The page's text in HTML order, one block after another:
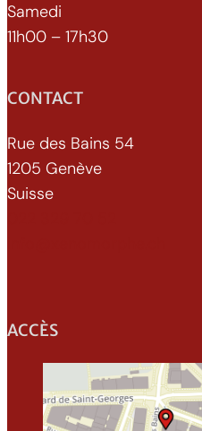
Samedi
11h00 – 17h30
CONTACT
Rue des Bains 54
1205 Genève
Suisse
ACCÈS